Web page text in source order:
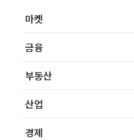
마켓
금융
부동산
산업
경제